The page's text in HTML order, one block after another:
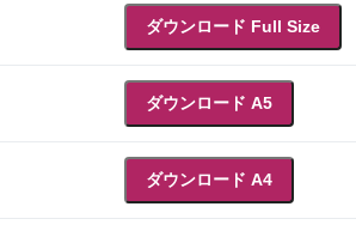
ダウンロード Full Size
ダウンロード A5
ダウンロード A4